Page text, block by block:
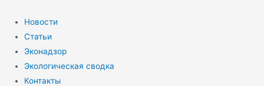
содержимому
Новости
Статьи
Эконадзор
Экологическая сводка
Контакты